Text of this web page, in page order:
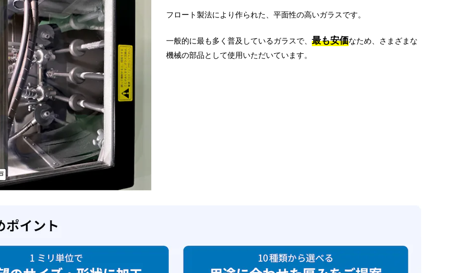
フロート製法により作られた、平面性の高いガラスです。
一般的に最も多く普及しているガラスで、 最も安価なため、さまざまな
機械の部品として使用いただいています。